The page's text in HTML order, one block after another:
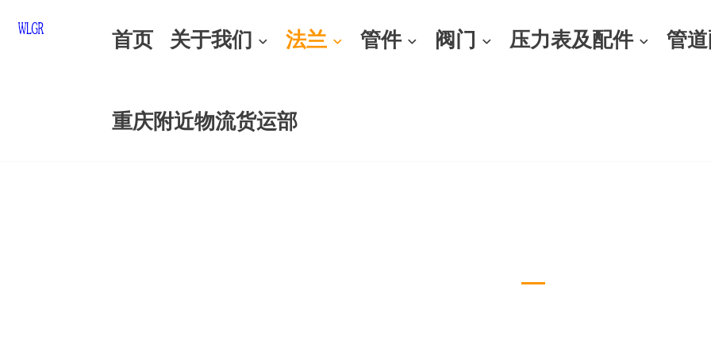
首页 关于我们 法兰 管件 阀门 压力表及配件 管
重庆附近物流货运部